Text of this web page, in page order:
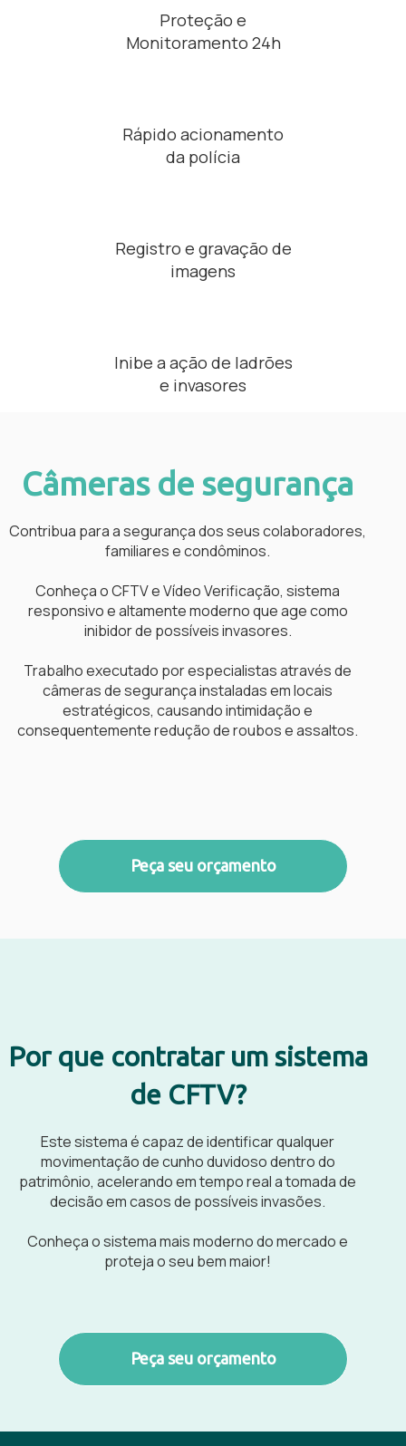
Proteção e
Monitoramento 24h
Rápido acionamento
da polícia
Registro e gravação de
imagens
Inibe a ação de ladrões
e invasores
Câmeras de segurança
Contribua para a segurança dos seus colaboradores,
familiares e condôminos.
Conheça o CFTV e Vídeo Verificação, sistema
responsivo e altamente moderno que age como
inibidor de possíveis invasores.
Trabalho executado por especialistas através de
câmeras de segurança instaladas em locais
estratégicos, causando intimidação e
consequentemente redução de roubos e assaltos.
Peça seu orçamento
Por que contratar um sistema
de CFTV?
Este sistema é capaz de identificar qualquer
movimentação de cunho duvidoso dentro do
patrimônio, acelerando em tempo real a tomada de
decisão em casos de possíveis invasões.
Conheça o sistema mais moderno do mercado e
proteja o seu bem maior!
Peça seu orçamento